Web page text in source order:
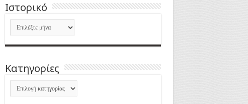
Ιστορικό
Ιστορικό
Kατηγορίες
Kατηγορίες